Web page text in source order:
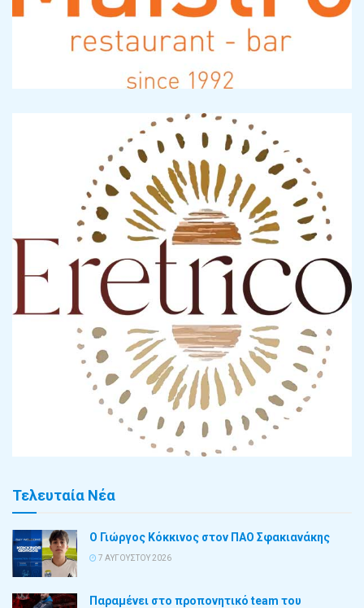
Τελευταία Νέα
Ο Γιώργος Κόκκινος στον ΠΑΟ Σφακιανάκης
7 ΑΥΓΟΎΣΤΟΥ 2026
Παραμένει στο προπονητικό team του